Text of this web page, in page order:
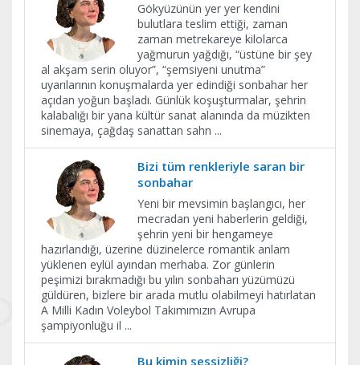
Gökyüzünün yer yer kendini
bulutlara teslim ettiği, zaman
zaman metrekareye kilolarca
yağmurun yağdığı, “üstüne bir şey
al akşam serin oluyor”, “şemsiyeni unutma”
uyarılarının konuşmalarda yer edindiği sonbahar her
açıdan yoğun başladı. Günlük koşuşturmalar, şehrin
kalabalığı bir yana kültür sanat alanında da müzikten
sinemaya, çağdaş sanattan sahn ...
Bizi tüm renkleriyle saran bir
sonbahar
Yeni bir mevsimin başlangıcı, her
mecradan yeni haberlerin geldiği,
şehrin yeni bir hengameye
hazırlandığı, üzerine düzinelerce romantik anlam
yüklenen eylül ayından merhaba. Zor günlerin
peşimizi bırakmadığı bu yılın sonbaharı yüzümüzü
güldüren, bizlere bir arada mutlu olabilmeyi hatırlatan
A Milli Kadın Voleybol Takımımızın Avrupa
şampiyonluğu il ...
Bu kimin sessizliği?